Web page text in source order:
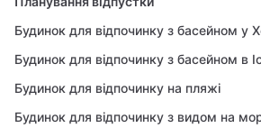
Будинок для відпочинку з басейном у
Будинок для відпочинку з басейном в
Будинок для відпочинку на пляжі
Будинок для відпочинку з видом на